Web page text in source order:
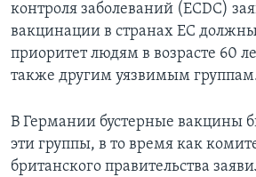
контроля заболеваний (ECDC)
вакцинации в странах ЕС должны
приоритет людям в возрасте 60
также другим уязвимым
В Германии бустерные вакцины
эти группы, в то время как
британского правительства